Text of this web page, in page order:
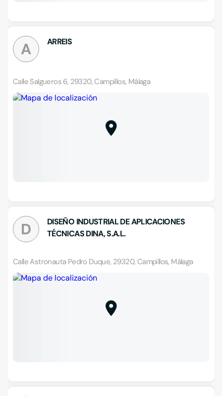
A ARREIS
Calle Salgueros 6, 29320, Campillos, Málaga
D
DISEÑO INDUSTRIAL DE APLICACIONES
TÉCNICAS DINA, S.A.L.
Calle Astronauta Pedro Duque, 29320, Campillos, Málaga